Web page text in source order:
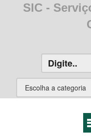
SIC -